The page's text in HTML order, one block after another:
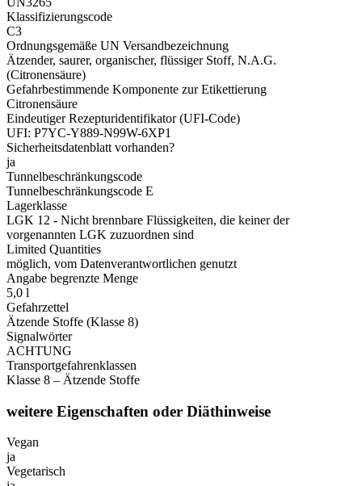
Klassifizierungscode
C3
Ordnungsgemäße UN Versandbezeichnung
Ätzender, saurer, organischer, flüssiger Stoff, N.A.G.
(Citronensäure)
Gefahrbestimmende Komponente zur Etikettierung
Citronensäure
Eindeutiger Rezepturidentifikator (UFI-Code)
UFI: P7YC-Y889-N99W-6XP1
Sicherheitsdatenblatt vorhanden?
ja
Tunnelbeschränkungscode
Tunnelbeschränkungscode E
Lagerklasse
LGK 12 - Nicht brennbare Flüssigkeiten, die keiner der
vorgenannten LGK zuzuordnen sind
Limited Quantities
möglich, vom Datenverantwortlichen genutzt
Angabe begrenzte Menge
5,0 l
Gefahrzettel
Ätzende Stoffe (Klasse 8)
Signalwörter
ACHTUNG
Transportgefahrenklassen
Klasse 8 – Ätzende Stoffe
weitere Eigenschaften oder Diäthinweise
Vegan
ja
Vegetarisch